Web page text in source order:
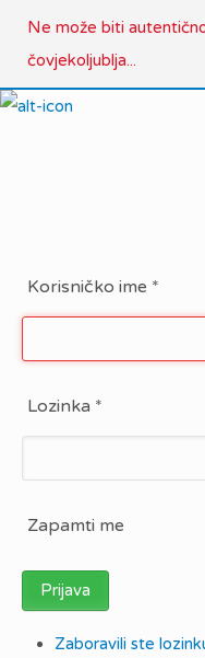
Ne može biti
čovjekoljublja...
Korisničko ime *
Lozinka *
Zapamti me
Prijava
Zaboravili ste